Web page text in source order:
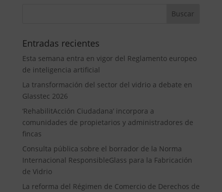
Entradas recientes
Esta semana entra en vigor del Reglamento europeo
de inteligencia artificial
La transformación del sector del vidrio a debate en
Glasstec 2026
‘RehabilitAcción Ciudadana’ incorpora a
comunidades de propietarios y administradores de
fincas
Consulta pública sobre el borrador de la Norma
Internacional ResponsibleGlass para la Fabricación
de Vidrio
La reforma del Régimen de Comercio de Derechos de